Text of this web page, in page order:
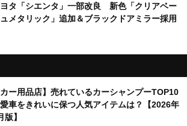
ヨタ「シエンタ」一部改良 新色「クリアベー
メタリック」追加＆ブラックドアミラー採用
カー用品店】売れているカーシャンプーTOP10
愛車をきれいに保つ人気アイテムは？【2026年
版】